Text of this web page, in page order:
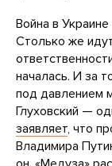
Война в
Столько же
началась. И за
под давлением
Глуховский —
заявляет, что
Владимира